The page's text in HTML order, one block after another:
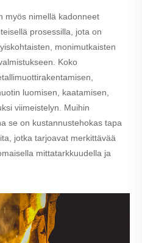
myös nimellä kadonneet
prosessilla, jota on
monimutkaisten
Koko
luomisen, kaatamisen,
viimeistelyn. Muihin
se on kustannustehokas tapa
jotka tarjoavat merkittävää
mittatarkkuudella ja